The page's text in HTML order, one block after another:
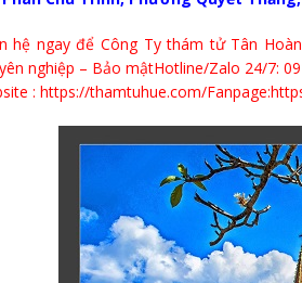
hệ ngay để Công Ty thám tử Tân
nghiệp – Bảo mậtHotline/Zalo 24/7:
: https://thamtuhue.com/